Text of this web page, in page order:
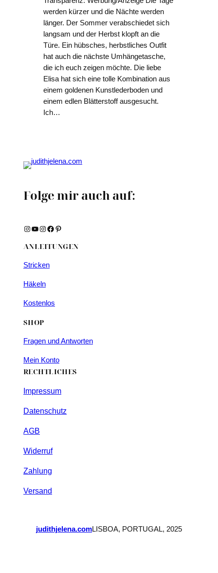
werden kürzer und die Nächte werden
länger. Der Sommer verabschiedet sich
langsam und der Herbst klopft an die
Türe. Ein hübsches, herbstliches Outfit
hat auch die nächste Umhängetasche,
die ich euch zeigen möchte. Die liebe
Elisa hat sich eine tolle Kombination aus
einem goldenen Kunstlederboden und
einem edlen Blätterstoff ausgesucht.
Ich…
Folge mir auch auf:
Instagram YouTube Instagram Facebook Pinterest
ANLEITUNGEN
Stricken
Häkeln
Kostenlos
SHOP
Fragen und Antworten
Mein Konto
RECHTLICHES
Impressum
Datenschutz
AGB
Widerruf
Zahlung
Versand
judithjelena.comLISBOA, PORTUGAL, 2025